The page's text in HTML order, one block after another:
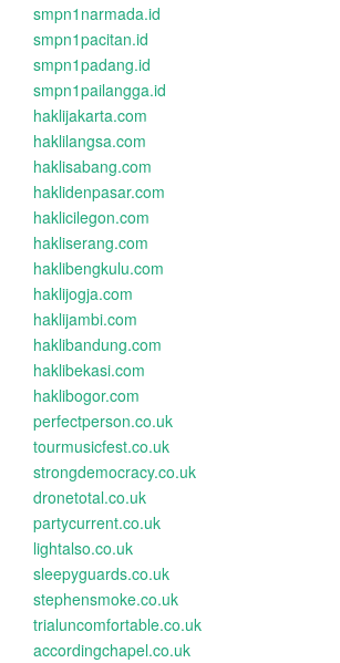
smpn1narmada.id
smpn1pacitan.id
smpn1padang.id
smpn1pailangga.id
haklijakarta.com
haklilangsa.com
haklisabang.com
haklidenpasar.com
haklicilegon.com
hakliserang.com
haklibengkulu.com
haklijogja.com
haklijambi.com
haklibandung.com
haklibekasi.com
haklibogor.com
perfectperson.co.uk
tourmusicfest.co.uk
strongdemocracy.co.uk
dronetotal.co.uk
partycurrent.co.uk
lightalso.co.uk
sleepyguards.co.uk
stephensmoke.co.uk
trialuncomfortable.co.uk
accordingchapel.co.uk